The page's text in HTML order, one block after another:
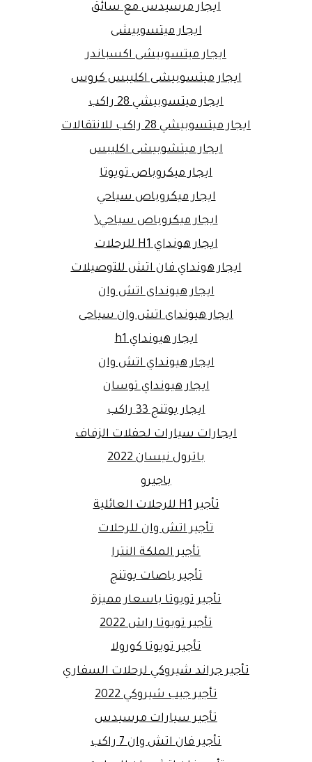
ايجار مرسيدس مع سائق
ايجار ميتسوبيشى
ايجار ميتسوبيشى اكسباندر
ايجار ميتسوبيشى اكليبس كروس
ايجار ميتسوبيشي 28 راكب
ايجار ميتسوبيشي 28 راكب للانتقالات
ايجار ميتشوبيشى اكليبس
ايجار ميكروباص تويوتا
ايجار ميكروباص سياحي
ايجار ميكروباص سياحي\
ايجار هونداي H1 للرحلات
ايجار هونداي فان اتش للتوصيلات
ايجار هيونداى اتش وان
ايجار هيونداى اتش وان سياحى
ايجار هيونداي h1
ايجار هيونداي اتش وان
ايجار هيونداي توسان
ايجار يوتنج 33 راكب
ايجارات سيارات لحفلات الزفاف
باترول نيسان 2022
باجيرو
تأجير H1 للرحلات العائلية
تأجير اتش وان للرحلات
تأجير الملكة النترا
تأجير باصات يوتنج
تأجير تويوتا باسعار مميزة
تأجير تويوتا راش 2022
تأجير تويوتا كورولا
تأجير جراند شيروكي لرحلات السفاري
تأجير جيب شيروكي 2022
تأجير سيارات مرسيدس
تأجير فان اتش وان 7 راكب